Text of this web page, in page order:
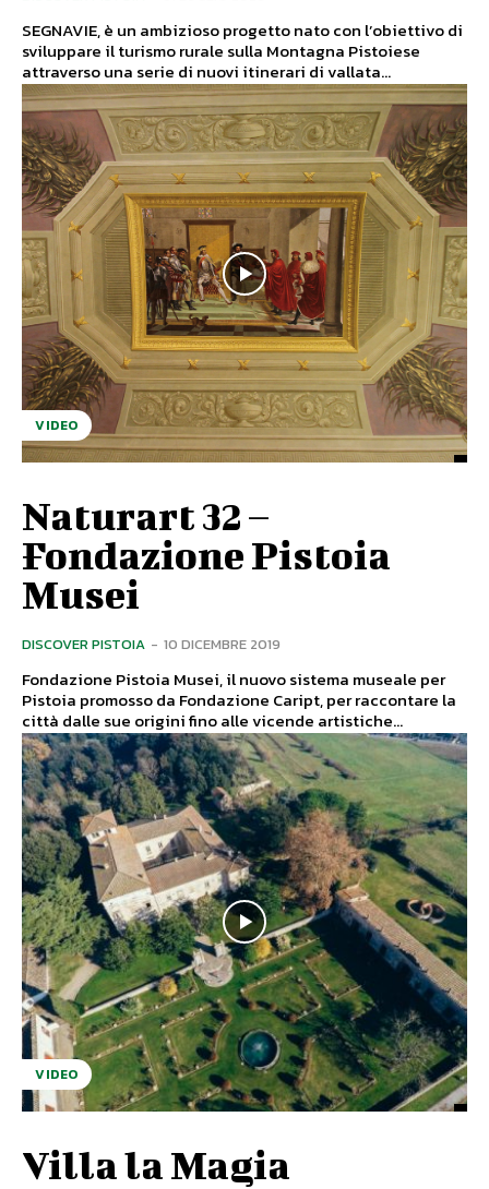
SEGNAVIE, è un ambizioso progetto nato con l’obiettivo di
sviluppare il turismo rurale sulla Montagna Pistoiese
attraverso una serie di nuovi itinerari di vallata...
VIDEO
Naturart 32 –
Fondazione Pistoia
Musei
DISCOVER PISTOIA - 10 DICEMBRE 2019
Fondazione Pistoia Musei, il nuovo sistema museale per
Pistoia promosso da Fondazione Caript, per raccontare la
città dalle sue origini fino alle vicende artistiche...
VIDEO
Villa la Magia